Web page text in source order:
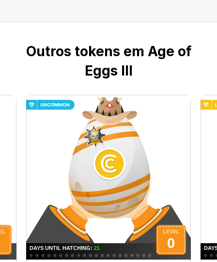
Outros tokens em Age of
Eggs III